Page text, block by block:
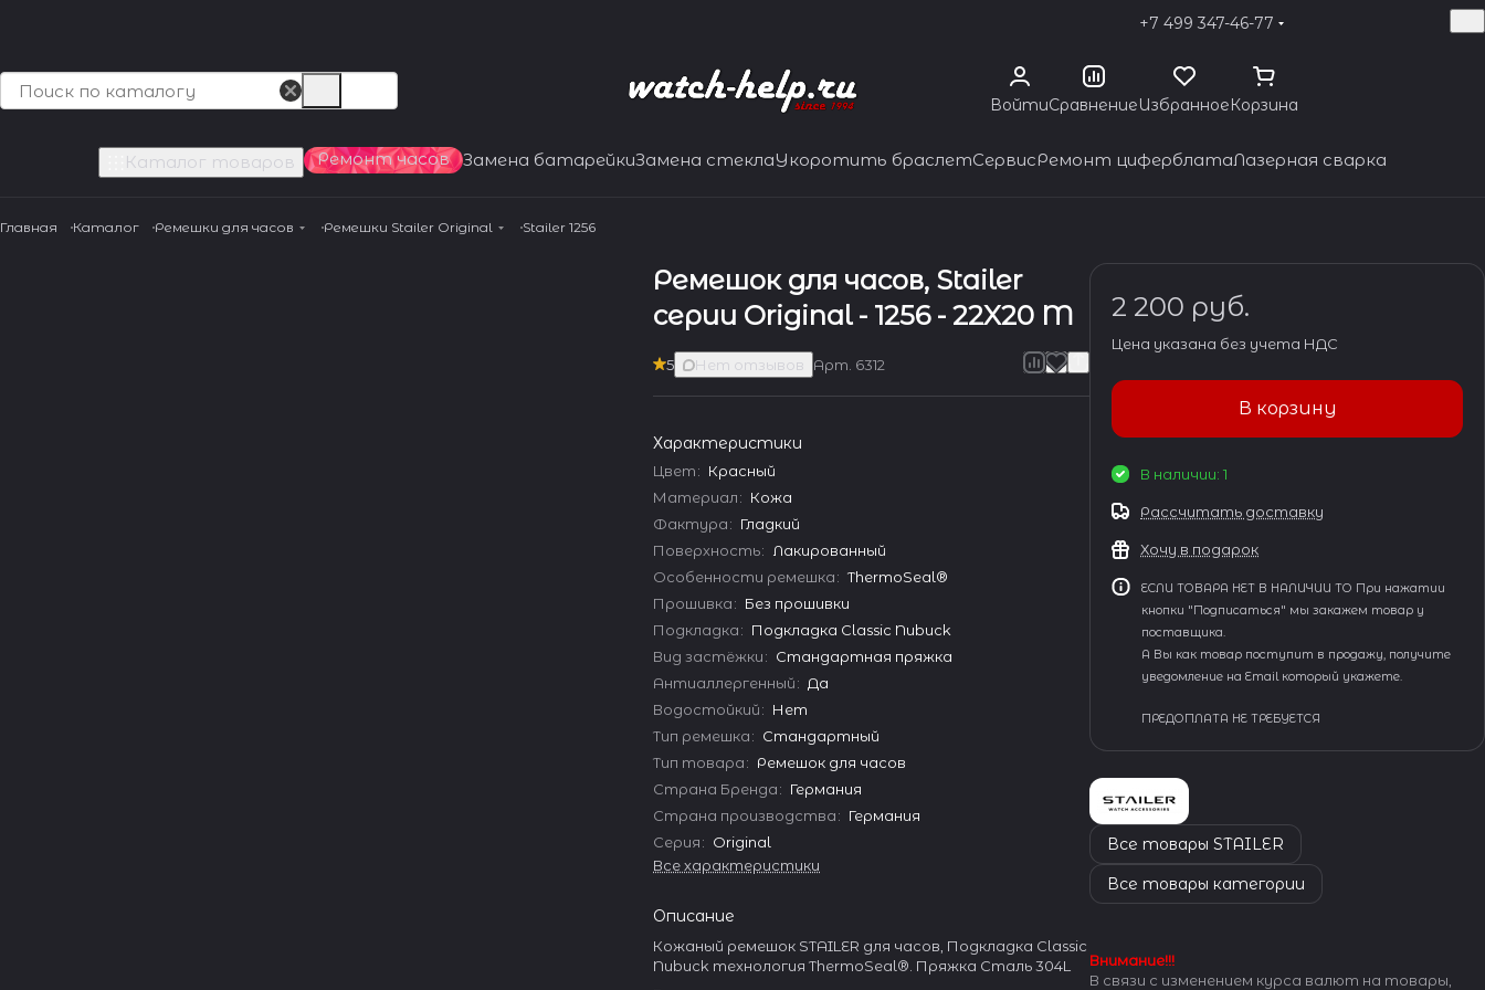
+7 499 347-46-77
ВойтиСравнениеИзбранноеКорзина
Каталог товаров Ремонт часов Замена батарейкиЗамена стеклаУкоротить браслетСервисРемонт циферблатаЛазерная сварка
Главная Каталог Ремешки для часов Ремешки Stailer Original Stailer 1256
Ремешок для часов, Stailer
серии Original - 1256 - 22X20 M
5 Нет отзывов Арт. 6312
Характеристики
Цвет: Красный
Материал: Кожа
Фактура: Гладкий
Поверхность:
Лакированный
Особенности ремешка: ThermoSeal®
Прошивка: Без прошивки
Подкладка: Подкладка Classic Nubuck
Вид застёжки: Стандартная пряжка
Антиаллергенный: Да
Водостойкий: Нет
Тип ремешка: Стандартный
Тип товара: Ремешок для часов
Страна Бренда: Германия
Страна производства: Германия
Серия: Original
Все характеристики
Описание
Кожаный ремешок STAILER для часов, Подкладка Classic
Nubuck технология ThermoSeal®. Пряжка Сталь 304L
2 200 руб.
Цена указана без учета НДС
В корзину
В наличии: 1
Рассчитать доставку
Хочу в подарок
ЕСЛИ ТОВАРА НЕТ В НАЛИЧИИ ТО При нажатии
кнопки "Подписаться" мы закажем товар у
поставщика.
А Вы как товар поступит в продажу, получите
уведомление на Email который укажете.
ПРЕДОПЛАТА НЕ ТРЕБУЕТСЯ
Все товары STAILER
Все товары категории
Внимание!!!
В связи с изменением курса валют на товары,